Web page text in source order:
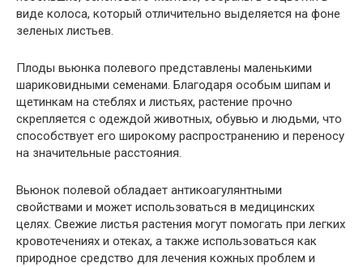
виде колоса, который отличительно выделяется на фоне
зеленых листьев.
Плоды вьюнка полевого представлены маленькими
шариковидными семенами. Благодаря особым шипам и
щетинкам на стеблях и листьях, растение прочно
скрепляется с одеждой животных, обувью и людьми, что
способствует его широкому распространению и переносу
на значительные расстояния.
Вьюнок полевой обладает антикоагулянтными
свойствами и может использоваться в медицинских
целях. Свежие листья растения могут помогать при легких
кровотечениях и отеках, а также использоваться как
природное средство для лечения кожных проблем и